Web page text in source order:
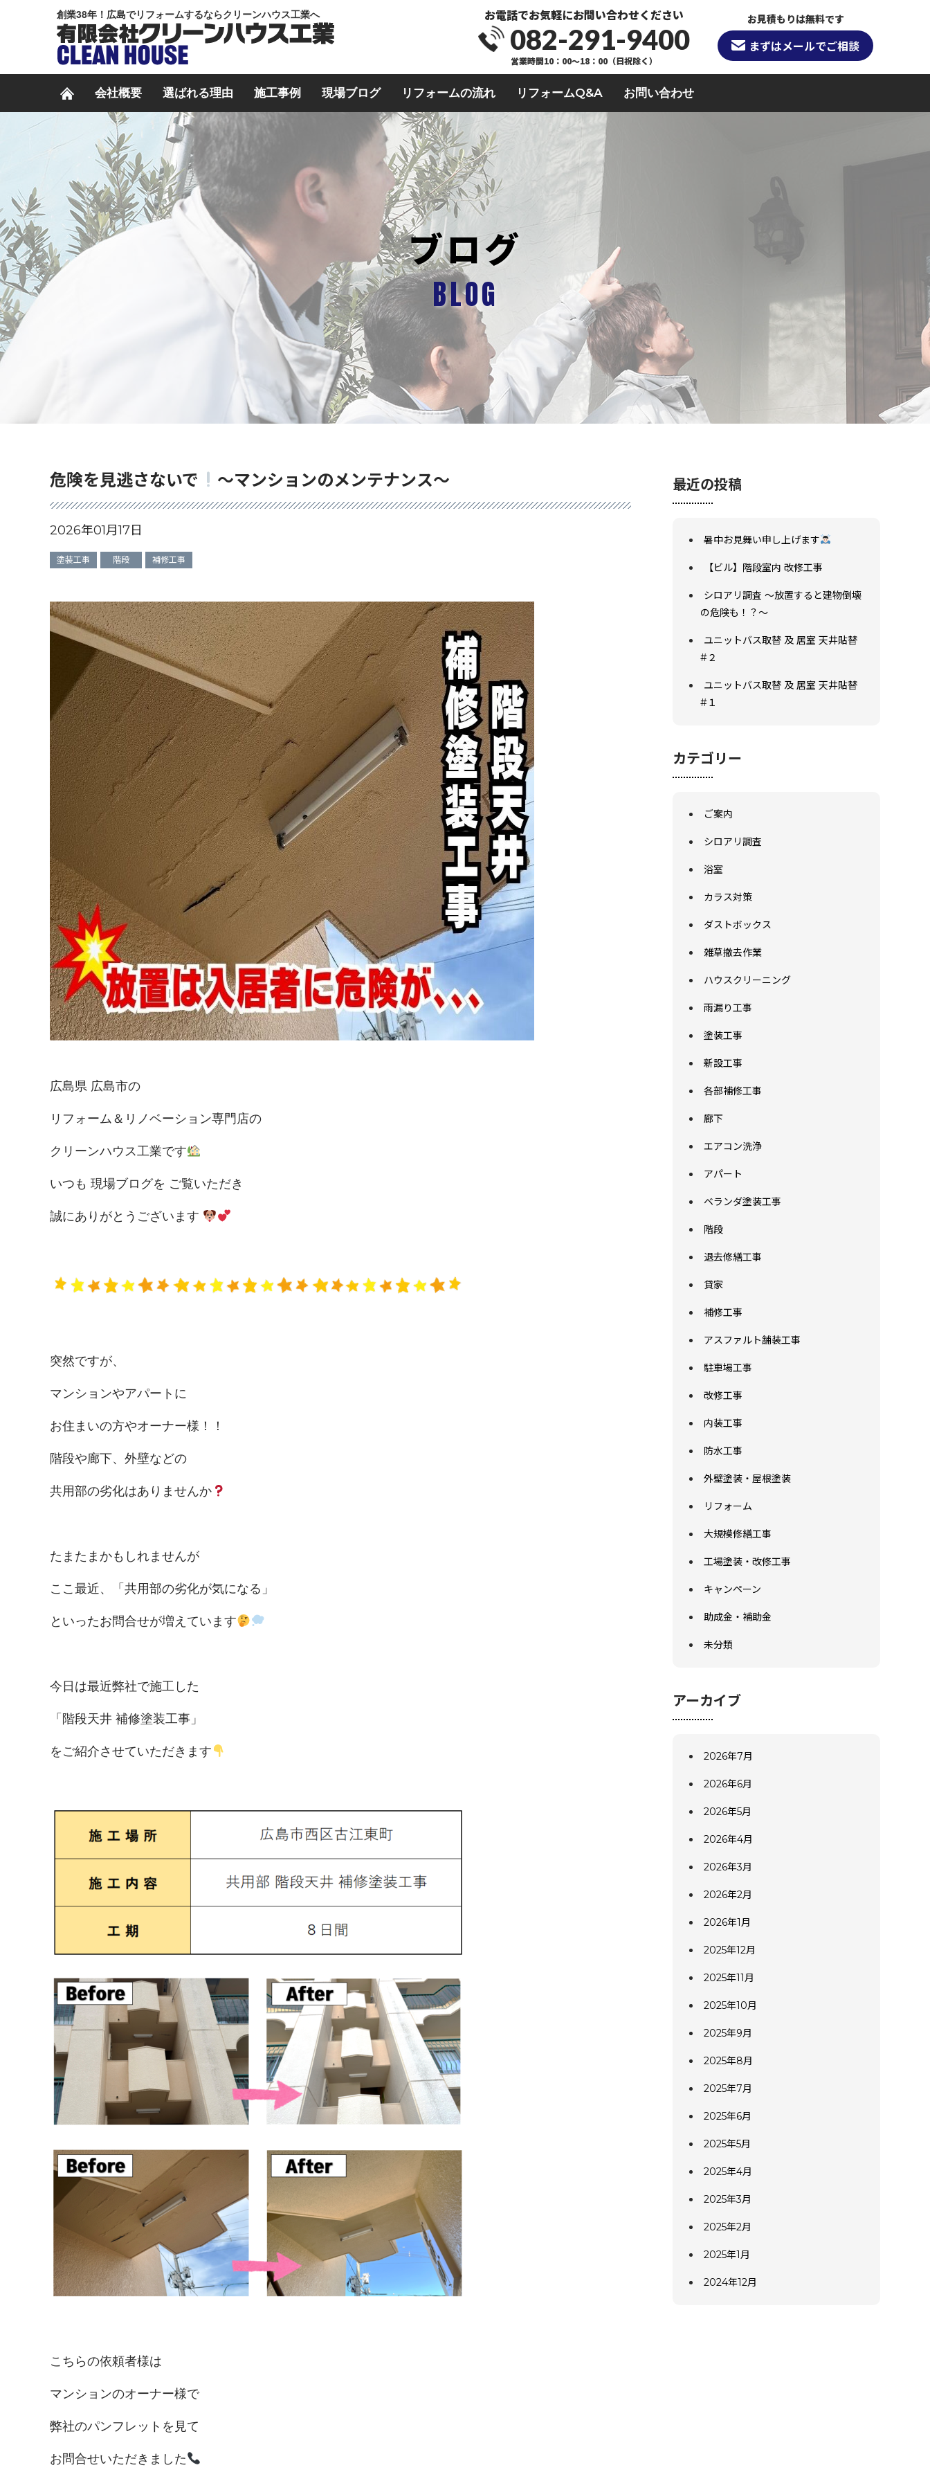
創業38年！広島でリフォームするならクリーンハウス工業へ お電話でお気軽にお問い合わせください
082-291-9400
営業時間10：00～18：00（日祝除く）
お見積もりは無料です
まずはメールでご相談
会社概要 選ばれる理由 施工事例 現場ブログ リフォームの流れ リフォームQ&A お問い合わせ
ブログ
BLOG
危険を見逃さないで ～マンションのメンテナンス～
2026年01月17日
塗装工事 階段 補修工事
広島県 広島市の
リフォーム＆リノベーション専門店の
クリーンハウス工業です
いつも 現場ブログを ご覧いただき
誠にありがとうございます
突然ですが、
マンションやアパートに
お住まいの方やオーナー様！！
階段や廊下、外壁などの
共用部の劣化はありませんか
たまたまかもしれませんが
ここ最近、「共用部の劣化が気になる」
といったお問合せが増えています
今日は最近弊社で施工した
「階段天井 補修塗装工事」
をご紹介させていただきます
こちらの依頼者様は
マンションのオーナー様で
弊社のパンフレットを見て
お問合せいただきました
最近の投稿
暑中お見舞い申し上げます
【ビル】階段室内 改修工事
シロアリ調査 ～放置すると建物倒壊
の危険も！？～
ユニットバス取替 及 居室 天井貼替
#２
ユニットバス取替 及 居室 天井貼替
#１
カテゴリー
ご案内
シロアリ調査
浴室
カラス対策
ダストボックス
雑草撤去作業
ハウスクリーニング
雨漏り工事
塗装工事
新設工事
各部補修工事
廊下
エアコン洗浄
アパート
ベランダ塗装工事
階段
退去修繕工事
貸家
補修工事
アスファルト舗装工事
駐車場工事
改修工事
内装工事
防水工事
外壁塗装・屋根塗装
リフォーム
大規模修繕工事
工場塗装・改修工事
キャンペーン
助成金・補助金
未分類
アーカイブ
2026年7月
2026年6月
2026年5月
2026年4月
2026年3月
2026年2月
2026年1月
2025年12月
2025年11月
2025年10月
2025年9月
2025年8月
2025年7月
2025年6月
2025年5月
2025年4月
2025年3月
2025年2月
2025年1月
2024年12月